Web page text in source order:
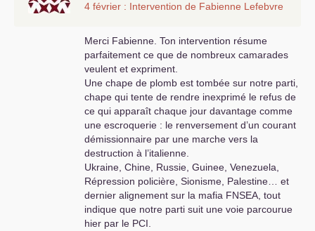
4 février : Intervention de Fabienne Lefebvre
Merci Fabienne. Ton intervention résume
parfaitement ce que de nombreux camarades
veulent et expriment.
Une chape de plomb est tombée sur notre parti,
chape qui tente de rendre inexprimé le refus de
ce qui apparaît chaque jour davantage comme
une escroquerie : le renversement d’un courant
démissionnaire par une marche vers la
destruction à l’italienne.
Ukraine, Chine, Russie, Guinee, Venezuela,
Répression policière, Sionisme, Palestine… et
dernier alignement sur la mafia FNSEA , tout
indique que notre parti suit une voie parcourue
hier par le PCI